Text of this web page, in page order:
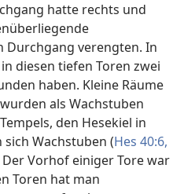
hatte rechts und
Durchgang verengten. In
diesen tiefen Toren zwei
haben. Kleine Räume
als Wachstuben
den Hesekiel in
Wachstuben (Hes 40:6,
Der Vorhof einiger Tore war
Toren hat man